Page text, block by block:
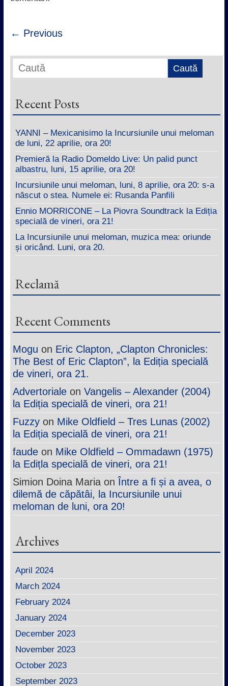
← Previous
Recent Posts
YANNI – Mexicanisimo la Incursiunile unui meloman
de luni, 22 aprilie, ora 20!
Premieră la Radio Domeldo Live: Un palid punct
albastru, luni, 15 aprilie, ora 20!
Incursiunile unui meloman, luni, 8 aprilie, ora 20: s-a
născut o stea. Numele ei: Rusanda Panfili
Ennio MORRICONE – La Piovra Soundtrack la Ediția
specială de vineri, ora 21!
La Incursiunile unui meloman, muzica mea: oriunde
și oricând. Luni, ora 20.
Reclamă
Recent Comments
Mogu on Eric Clapton, „Clapton Chronicles:
The Best of Eric Clapton”, la Ediția specială
de vineri, ora 21.
Advertorialeon Vangelis – Alexander (2004)
la Ediția specială de vineri, ora 21!
Fuzzyon Mike Oldfield – Tres Lunas (2002)
la Ediția specială de vineri, ora 21!
faudeon Mike Oldfield – Ommadawn (1975)
la Edițla specială de vineri, ora 21!
Simion Doina MariaonÎntre a fi și a avea, o
dilemă de căpătâi, la Incursiunile unui
meloman de luni, ora 20!
Archives
April 2024
March 2024
February 2024
January 2024
December 2023
November 2023
October 2023
September 2023